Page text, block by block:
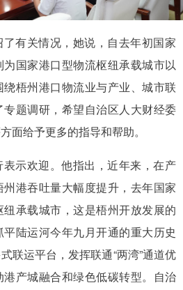
有关情况，她说，自去年初国家
国家港口型物流枢纽承载城市以
梧州港口物流业与产业、城市联
题调研，希望自治区人大财经委
面给予更多的指导和帮助。
示欢迎。他指出，近年来，在产
港吞吐量大幅度提升，去年国家
承载城市，这是梧州开放发展的
陆运河今年九月开通的重大历史
联运平台，发挥联通“两湾”通道优
产城融合和绿色低碳转型。自治